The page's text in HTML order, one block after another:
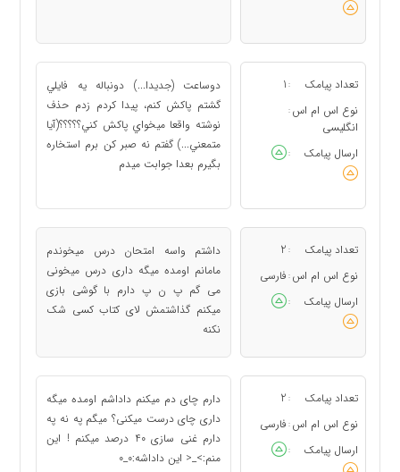
تعداد پیامک :
1
نوع اس ام اس :
انگلیسی
ارسال پیامک
:
دوساعت (جديدا...) دونباله يه فايلي
گشتم پاكش كنم، پيدا كردم زدم حذف
نوشته واقعا ميخواي پاكش كني؟؟؟؟؟(آيا
متمعني...) گفتم نه صبر كن برم استخاره
بگيرم بعدا جوابت ميدم
تعداد پیامک :
2
نوع اس ام اس : فارسی
ارسال پیامک
:
داشتم واسه امتحان درس میخوندم
مامانم اومده میگه داری درس میخونی
می گم پ ن پ دارم با گوشی بازی
میکنم گذاشتمش لای کتاب کسی شک
نکنه
تعداد پیامک :
2
نوع اس ام اس : فارسی
ارسال پیامک
:
دارم چای دم میکنم داداشم اومده میگه
داری چای درست میکنی؟ میگم په نه په
دارم غنی سازی 40 درصد میکنم ! این
منم:>_< این داداشه:0_0